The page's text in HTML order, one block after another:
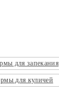
для запекания
для куличей